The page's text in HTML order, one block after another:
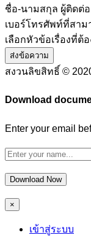
ชื่อ-นามสกุล ผู้ติดต่อ
เบอร์โทรศัพท์ที่สาม
เลือกหัวข้อเรื่องที่ต้
ส่งข้อความ
สงวนลิขสิทธิ์ ©
Download
Enter your email
Download Now
×
เข้าสู่ระบบ